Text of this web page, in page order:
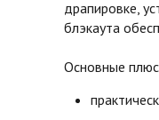
драпировке,
блэкаута
Основные